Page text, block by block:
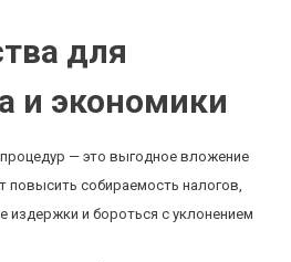
для
и экономики
— это выгодное вложение
повысить собираемость налогов,
издержки и бороться с уклонением